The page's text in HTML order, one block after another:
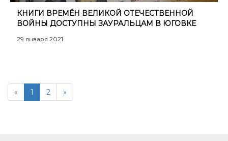
КНИГИ ВРЕМЁН ВЕЛИКОЙ ОТЕЧЕСТВЕННОЙ
ВОЙНЫ ДОСТУПНЫ ЗАУРАЛЬЦАМ В ЮГОВКЕ
29 января 2021
« 1 2 »